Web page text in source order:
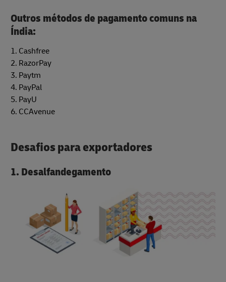
Outros métodos de pagamento comuns na
Índia:
1. Cashfree
2. RazorPay
3. Paytm
4. PayPal
5. PayU
6. CCAvenue
Desafios para exportadores
1. Desalfandegamento